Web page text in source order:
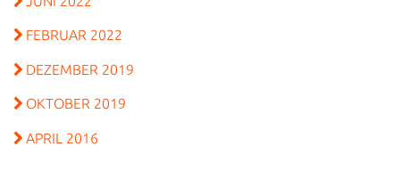
FEBRUAR 2022
DEZEMBER 2019
OKTOBER 2019
APRIL 2016